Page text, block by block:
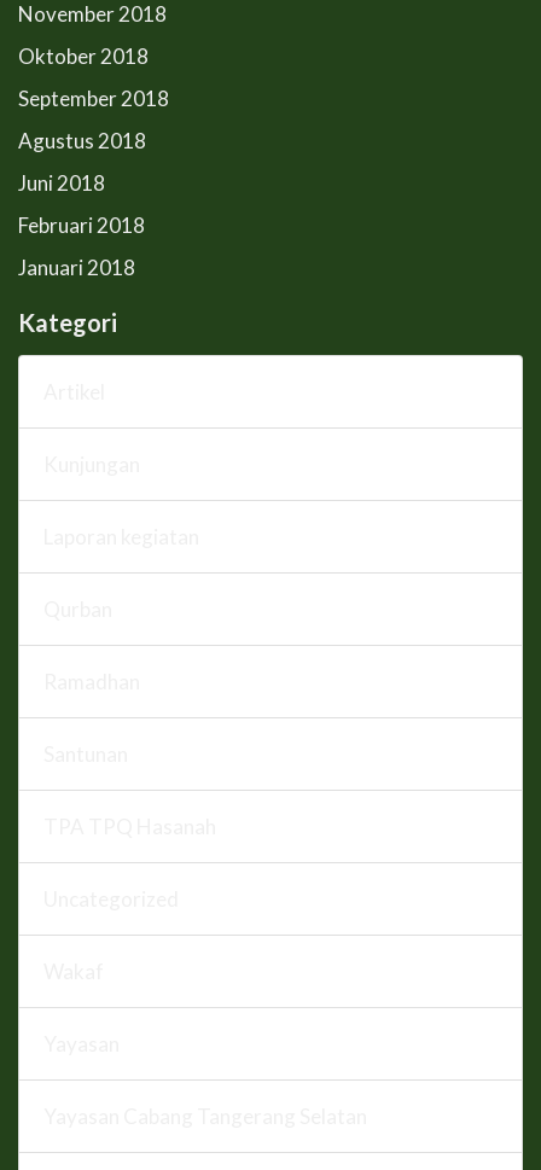
November 2018
Oktober 2018
September 2018
Agustus 2018
Juni 2018
Februari 2018
Januari 2018
Kategori